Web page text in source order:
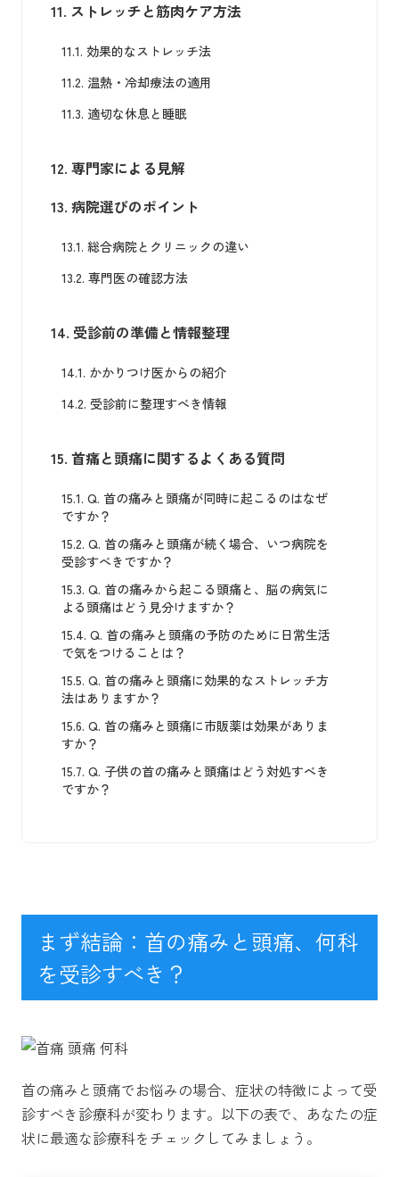
11. ストレッチと筋肉ケア方法
11.1. 効果的なストレッチ法
11.2. 温熱・冷却療法の適用
11.3. 適切な休息と睡眠
12. 専門家による見解
13. 病院選びのポイント
13.1. 総合病院とクリニックの違い
13.2. 専門医の確認方法
14. 受診前の準備と情報整理
14.1. かかりつけ医からの紹介
14.2. 受診前に整理すべき情報
15. 首痛と頭痛に関するよくある質問
15.1. Q. 首の痛みと頭痛が同時に起こるのはなぜ
ですか？
15.2. Q. 首の痛みと頭痛が続く場合、いつ病院を
受診すべきですか？
15.3. Q. 首の痛みから起こる頭痛と、脳の病気に
よる頭痛はどう見分けますか？
15.4. Q. 首の痛みと頭痛の予防のために日常生活
で気をつけることは？
15.5. Q. 首の痛みと頭痛に効果的なストレッチ方
法はありますか？
15.6. Q. 首の痛みと頭痛に市販薬は効果がありま
すか？
15.7. Q. 子供の首の痛みと頭痛はどう対処すべき
ですか？
まず結論：首の痛みと頭痛、何科
を受診すべき？
首の痛みと頭痛でお悩みの場合、症状の特徴によって受
診すべき診療科が変わります。以下の表で、あなたの症
状に最適な診療科をチェックしてみましょう。